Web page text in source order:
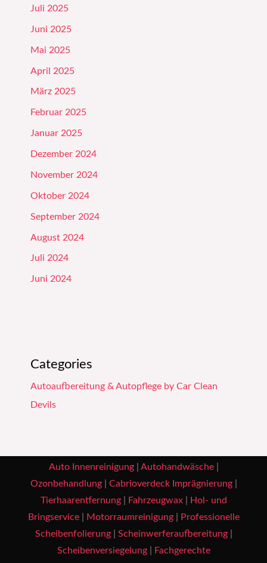
Juli 2025
Juni 2025
Mai 2025
April 2025
März 2025
Februar 2025
Januar 2025
Dezember 2024
November 2024
Oktober 2024
September 2024
August 2024
Juli 2024
Juni 2024
Categories
Autoaufbereitung & Autopflege by Car Clean
Devils
Auto Innenreinigung| Autohandwäsche|
Ozonbehandlung| Cabrioverdeck Imprägnierung|
Tierhaarentfernung| Fahrzeugwax|
Hol- und
Bringservice| Motorraumreinigung|
Professionelle
Scheibenfolierung| Scheinwerferaufbereitung|
Scheibenversiegelung|
Fachgerechte